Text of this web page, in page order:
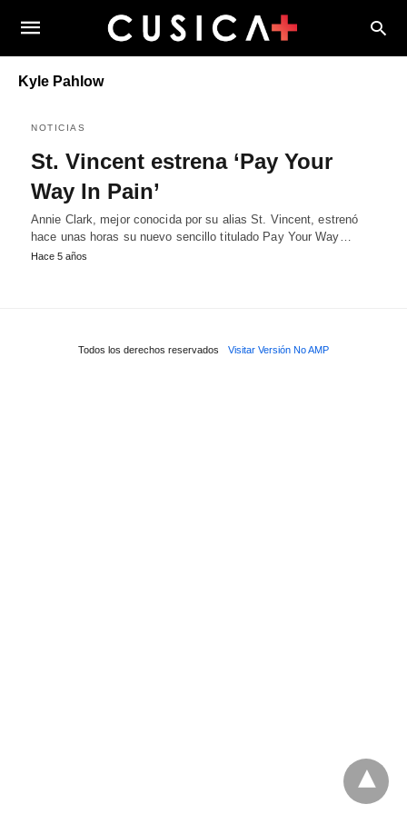
Kyle Pahlow
NOTICIAS
St. Vincent estrena ‘Pay Your
Way In Pain’
Annie Clark, mejor conocida por su alias St. Vincent, estrenó
hace unas horas su nuevo sencillo titulado Pay Your Way…
Hace 5 años
Todos los derechos reservados Visitar Versión No AMP